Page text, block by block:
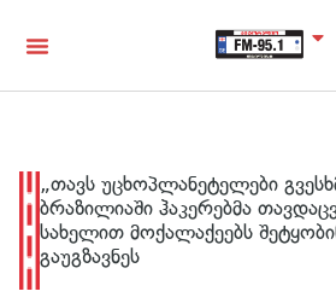
„თავს უცხოპლანეტელები
ბრაზილიაში ჰაკერებმა
სახელით მოქალაქეებს
გაუგზავნეს